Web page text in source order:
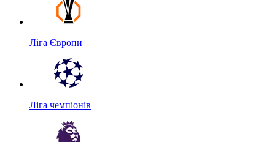
Ліга Європи
Ліга чемпіонів